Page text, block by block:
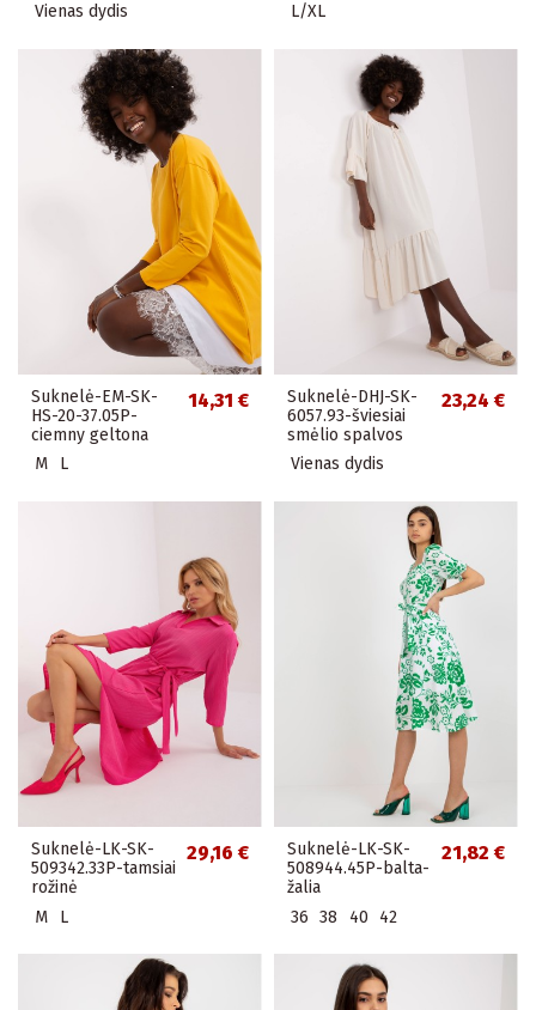
Vienas dydis L/XL
Suknelė-EM-SK-
HS-20-37.05P-
ciemny geltona
14,31 €
M L
Suknelė-DHJ-SK-
6057.93-šviesiai
smėlio spalvos
23,24 €
Vienas dydis
Suknelė-LK-SK-
509342.33P-tamsiai
rožinė
29,16 €
M L
Suknelė-LK-SK-
508944.45P-balta-
žalia
21,82 €
36 38 40 42